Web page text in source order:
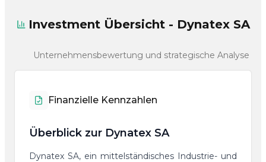
Investment Übersicht - Dynatex SA
Unternehmensbewertung und strategische Analyse
Finanzielle Kennzahlen
Überblick zur Dynatex SA
Dynatex SA, ein mittelständisches Industrie- und